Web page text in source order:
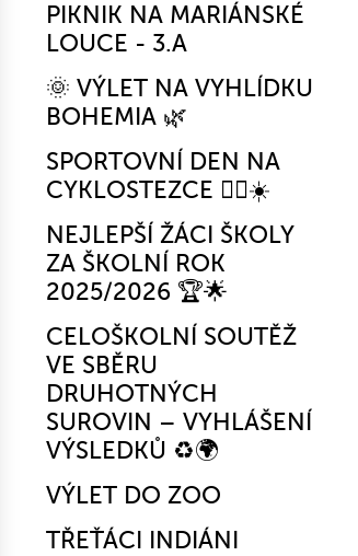
PIKNIK NA MARIÁNSKÉ
LOUCE - 3.A
🌞 VÝLET NA VYHLÍDKU
BOHEMIA 🌿
SPORTOVNÍ DEN NA
CYKLOSTEZCE 🚴‍♂️☀️
NEJLEPŠÍ ŽÁCI ŠKOLY
ZA ŠKOLNÍ ROK
2025/2026 🏆🌟
CELOŠKOLNÍ SOUTĚŽ
VE SBĚRU
DRUHOTNÝCH
SUROVIN – VYHLÁŠENÍ
VÝSLEDKŮ ♻️🌍
VÝLET DO ZOO
TŘEŤÁCI INDIÁNI